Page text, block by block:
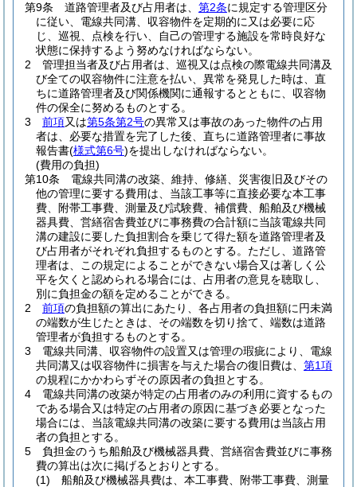
第9条
道路管理者及び占用者は、 第2条に規定する管理区分
に従い、電線共同溝、収容物件を定期的に又は必要に応
じ、巡視、点検を行い、自己の管理する施設を常時良好な
状態に保持するよう努めなければならない。
2
管理担当者及び占用者は、巡視又は点検の際電線共同溝及
び全ての収容物件に注意を払い、異常を発見した時は、直
ちに道路管理者及び関係機関に通報するとともに、収容物
件の保全に努めるものとする。
3
前項又は第5条第2号の異常又は事故のあった物件の占用
者は、必要な措置を完了した後、直ちに道路管理者に事故
報告書(様式第6号)を提出しなければならない。
(費用の負担)
第10条
電線共同溝の改築、維持、修繕、災害復旧及びその
他の管理に要する費用は、当該工事等に直接必要な本工事
費、附帯工事費、測量及び試験費、補償費、船舶及び機械
器具費、営繕宿舎費並びに事務費の合計額に当該電線共同
溝の建設に要した負担割合を乗じて得た額を道路管理者及
び占用者がそれぞれ負担するものとする。 ただし、道路管
理者は、この規定によることができない場合又は著しく公
平を欠くと認められる場合には、占用者の意見を聴取し、
別に負担金の額を定めることができる。
2
前項の負担額の算出にあたり、各占用者の負担額に円未満
の端数が生じたときは、その端数を切り捨て、端数は道路
管理者が負担するものとする。
3
電線共同溝、収容物件の設置又は管理の瑕疵により、電線
共同溝又は収容物件に損害を与えた場合の復旧費は、 第1項
の規程にかかわらずその原因者の負担とする。
4
電線共同溝の改築が特定の占用者のみの利用に資するもの
である場合又は特定の占用者の原因に基づき必要となった
場合には、当該電線共同溝の改築に要する費用は当該占用
者の負担とする。
5
負担金のうち船舶及び機械器具費、営繕宿舎費並びに事務
費の算出は次に掲げるとおりとする。
(1)
船舶及び機械器具費は、本工事費、附帯工事費、測量